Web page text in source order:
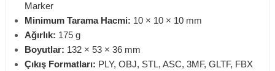
Marker
Minimum Tarama Hacmi: 10 × 10 × 10 mm
Ağırlık: 175 g
Boyutlar: 132 × 53 × 36 mm
Çıkış Formatları: PLY, OBJ, STL, ASC, 3MF, GLTF, FBX